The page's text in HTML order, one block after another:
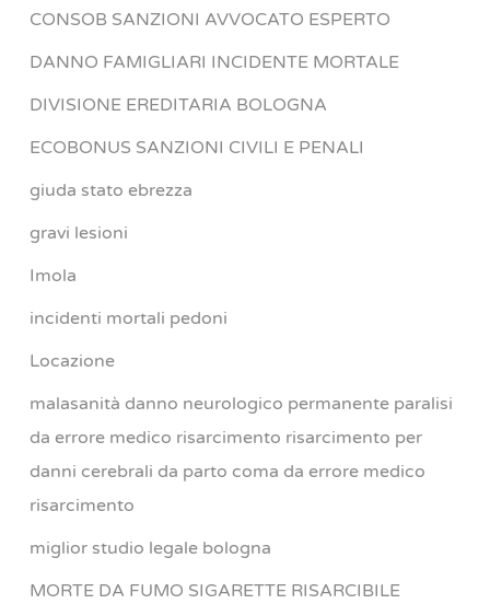
CONSOB SANZIONI AVVOCATO ESPERTO
DANNO FAMIGLIARI INCIDENTE MORTALE
DIVISIONE EREDITARIA BOLOGNA
ECOBONUS SANZIONI CIVILI E PENALI
giuda stato ebrezza
gravi lesioni
Imola
incidenti mortali pedoni
Locazione
malasanità danno neurologico permanente paralisi
da errore medico risarcimento risarcimento per
danni cerebrali da parto coma da errore medico
risarcimento
miglior studio legale bologna
MORTE DA FUMO SIGARETTE RISARCIBILE